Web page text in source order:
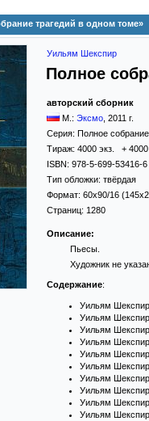
трагедий в одном томе»
Уильям Шекспир
Полное
авторский сборник
М.: Эксмо 2011 г.
Серия: Полное
Тираж: 4000 экз. + 4000
ISBN: 978-5-699-53416-6
Тип обложки: твёрдая
Формат: 60x90/16
Страниц: 1280
Описание:
Пьесы.
Художник не
Содержание:
Уильям Шекспир.
Уильям Шекспир.
Уильям Шекспир.
Уильям Шекспир.
Уильям Шекспир.
Уильям Шекспир.
Уильям Шекспир.
Уильям Шекспир.
Уильям Шекспир.
Уильям Шекспир.